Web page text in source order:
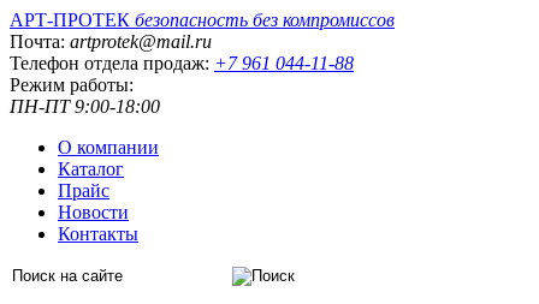
АРТ-ПРОТЕК безопасность без компромиссов
Почта: artprotek@mail.ru
Телефон отдела продаж: +7 961 044-11-88
Режим работы:
ПН-ПТ 9:00-18:00
О компании
Каталог
Прайс
Новости
Контакты